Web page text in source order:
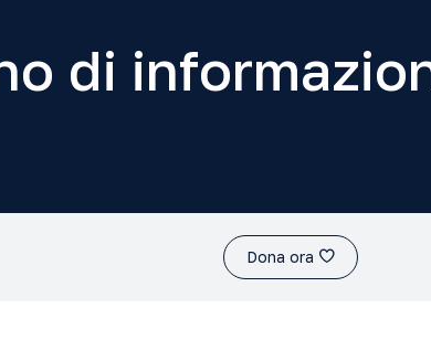
di
Dona ora